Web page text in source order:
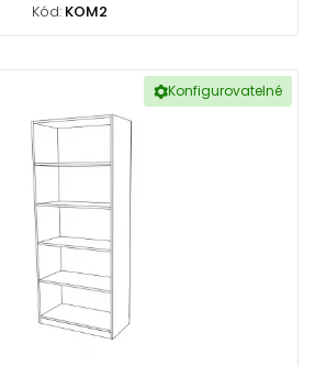
Kód: KOM2
Konfigurovatelné